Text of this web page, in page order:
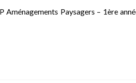
Aménagements Paysagers – 1ère